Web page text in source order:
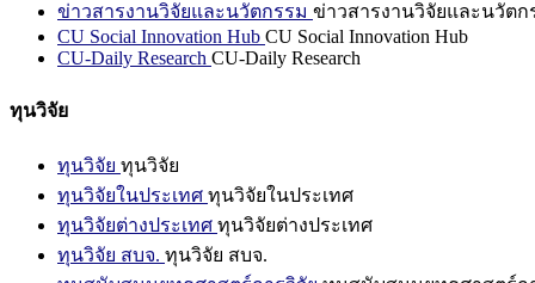
ข่าวสารงานวิจัยและนวัตกรรม ข่าวสารงานวิจัยและนวัตก
CU Social Innovation Hub CU Social Innovation Hub
CU-Daily Research CU-Daily Research
ทุนวิจัย
ทุนวิจัย ทุนวิจัย
ทุนวิจัยในประเทศ ทุนวิจัยในประเทศ
ทุนวิจัยต่างประเทศ ทุนวิจัยต่างประเทศ
ทุนวิจัย สบจ. ทุนวิจัย สบจ.